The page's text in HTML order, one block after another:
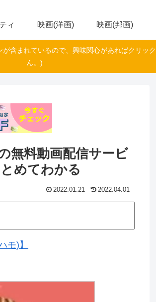
ィ 映画(洋画) 映画(邦画)
含まれているので、興味関心があればクリ
ん。)
無料動画配信サービ
めてわかる
2022.01.21 2022.04.01
モ)】